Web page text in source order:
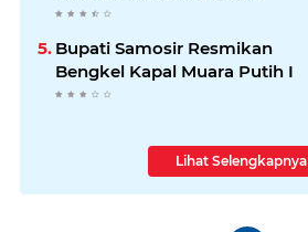
Bupati Samosir Resmikan
Bengkel Kapal Muara Putih I
Lihat Selengkapnya